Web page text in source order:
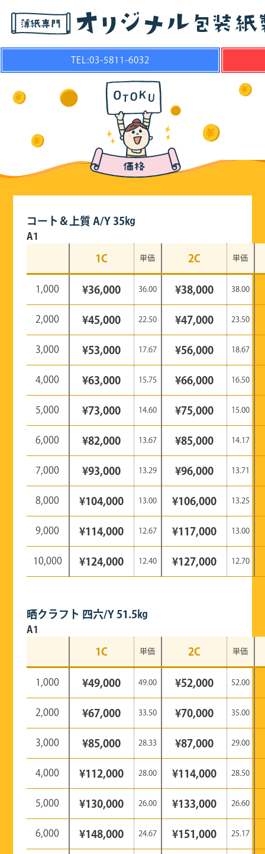
TEL:03-5811-6032
コート＆上質 A/Y 35㎏
A1
1C 単価 2C 単価
1,000 ¥36,000 36.00 ¥38,000 38.00
2,000 ¥45,000 22.50 ¥47,000 23.50
3,000 ¥53,000 17.67 ¥56,000 18.67
4,000 ¥63,000 15.75 ¥66,000 16.50
5,000 ¥73,000 14.60 ¥75,000 15.00
6,000 ¥82,000 13.67 ¥85,000 14.17
7,000 ¥93,000 13.29 ¥96,000 13.71
8,000 ¥104,000 13.00 ¥106,000 13.25
9,000 ¥114,000 12.67 ¥117,000 13.00
10,000 ¥124,000 12.40 ¥127,000 12.70
晒クラフト 四六/Y 51.5㎏
A1
1C 単価 2C 単価
1,000 ¥49,000 49.00 ¥52,000 52.00
2,000 ¥67,000 33.50 ¥70,000 35.00
3,000 ¥85,000 28.33 ¥87,000 29.00
4,000 ¥112,000 28.00 ¥114,000 28.50
5,000 ¥130,000 26.00 ¥133,000 26.60
6,000 ¥148,000 24.67 ¥151,000 25.17